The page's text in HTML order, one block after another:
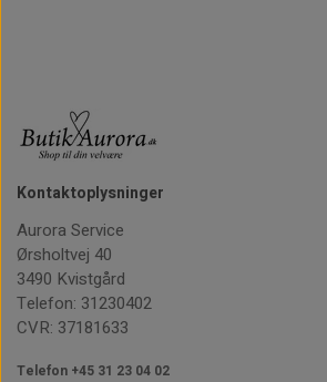
Kontaktoplysninger
Aurora Service
Ørsholtvej 40
3490 Kvistgård
Telefon: 31230402
CVR: 37181633
Telefon +45 31 23 04 02